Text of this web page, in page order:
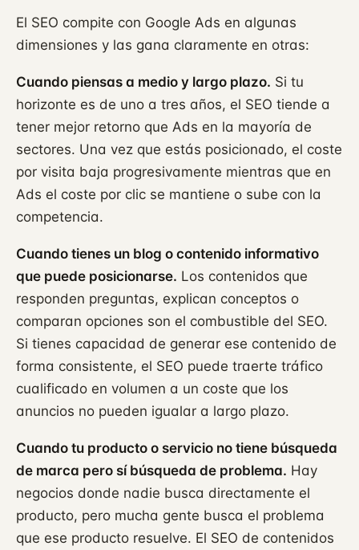
El SEO compite con Google Ads en algunas
dimensiones y las gana claramente en otras:
Cuando piensas a medio y largo plazo. Si tu
horizonte es de uno a tres años, el SEO tiende a
tener mejor retorno que Ads en la mayoría de
sectores. Una vez que estás posicionado, el coste
por visita baja progresivamente mientras que en
Ads el coste por clic se mantiene o sube con la
competencia.
Cuando tienes un blog o contenido informativo
que puede posicionarse. Los contenidos que
responden preguntas, explican conceptos o
comparan opciones son el combustible del SEO.
Si tienes capacidad de generar ese contenido de
forma consistente, el SEO puede traerte tráfico
cualificado en volumen a un coste que los
anuncios no pueden igualar a largo plazo.
Cuando tu producto o servicio no tiene búsqueda
de marca pero sí búsqueda de problema. Hay
negocios donde nadie busca directamente el
producto, pero mucha gente busca el problema
que ese producto resuelve. El SEO de contenidos